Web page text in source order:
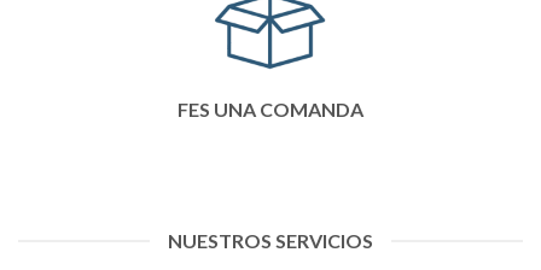
FES UNA COMANDA
NUESTROS SERVICIOS